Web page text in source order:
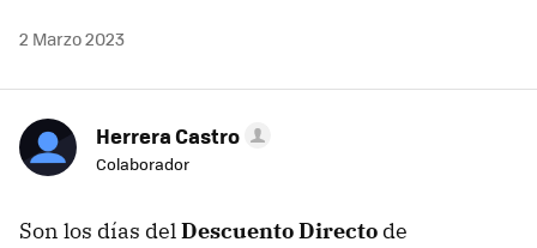
2 Marzo 2023
Herrera Castro
Colaborador
Son los días delDescuento Directo de